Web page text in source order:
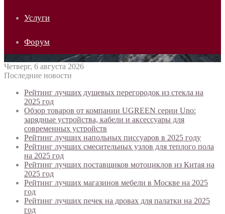
Услуги
Форум
Четверг, 6 августа 2026
Последние новости
Рейтинг лучших душевых перегородок из стекла на
2025 год
Обзор товаров от компании UGREEN серии Uno:
зарядные устройства, кабели и аксессуары для
современных устройств
Рейтинг лучших напольных писсуаров в 2025 году
Рейтинг лучших смесительных узлов для теплого пола
на 2025 год
Рейтинг лучших поставщиков мотоциклов из Китая на
2025 год
Рейтинг лучших магазинов мебели в Москве на 2025
год
Рейтинг лучших печек на дровах для палатки на 2025
год